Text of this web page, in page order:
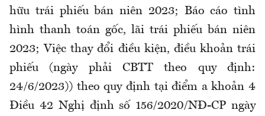
hữu trái phiếu bán niên 2023; Báo cáo tình
hình thanh toán gốc, lãi trái phiếu bán niên
2023; Việc thay đổi điều kiện, điều khoản trái
phiếu (ngày phải CBTT theo quy định:
24/6/2023)) theo quy định tại điểm a khoản 4
Điều 42 Nghị định số 156/2020/NĐ-CP ngày